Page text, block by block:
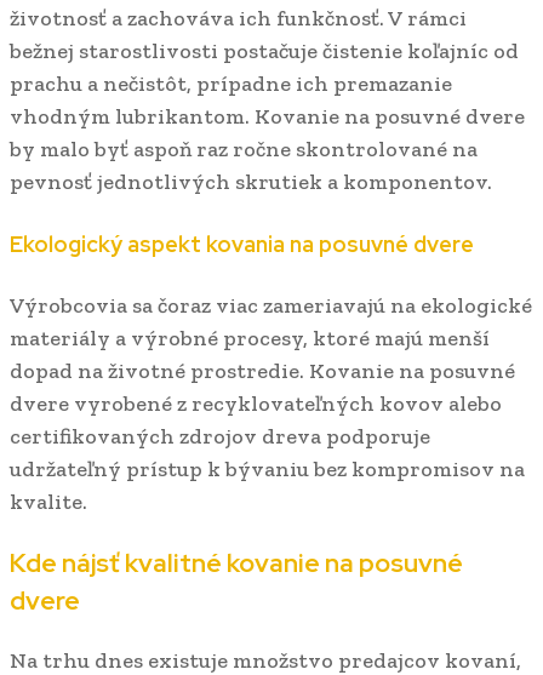
životnosť a zachováva ich funkčnosť. V rámci
bežnej starostlivosti postačuje čistenie koľajníc od
prachu a nečistôt, prípadne ich premazanie
vhodným lubrikantom. Kovanie na posuvné dvere
by malo byť aspoň raz ročne skontrolované na
pevnosť jednotlivých skrutiek a komponentov.
Ekologický aspekt kovania na posuvné dvere
Výrobcovia sa čoraz viac zameriavajú na ekologické
materiály a výrobné procesy, ktoré majú menší
dopad na životné prostredie. Kovanie na posuvné
dvere vyrobené z recyklovateľných kovov alebo
certifikovaných zdrojov dreva podporuje
udržateľný prístup k bývaniu bez kompromisov na
kvalite.
Kde nájsť kvalitné kovanie na posuvné
dvere
Na trhu dnes existuje množstvo predajcov kovaní,